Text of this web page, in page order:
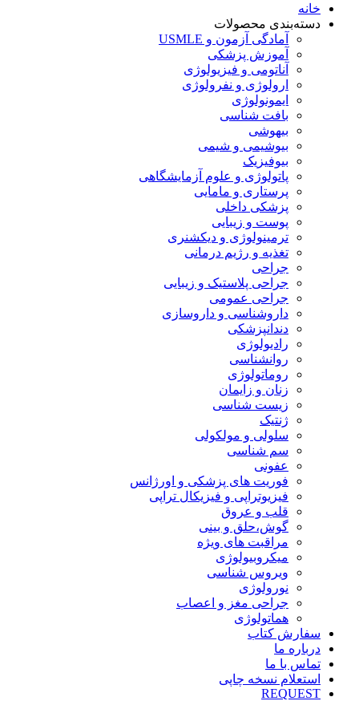
خانه
دسته‌بندی محصولات
آمادگی آزمون و USMLE
آموزش پزشکی
آناتومی و فیزیولوژی
ارولوژی و نفرولوژی
ایمونولوژی
بافت شناسی
بیهوشی
بیوشیمی و شیمی
بیوفیزیک
پاتولوژی و علوم آزمایشگاهی
پرستاری و مامایی
پزشکی داخلی
پوست و زیبایی
ترمینولوژی و دیکشنری
تغذیه و رژیم درمانی
جراحی
جراحی پلاستیک و زیبایی
جراحی عمومی
داروشناسی و داروسازی
دندانپزشکی
رادیولوژی
روانشناسی
روماتولوژی
زنان و زایمان
زیست شناسی
ژنتیک
سلولی و مولکولی
سم شناسی
عفونی
فوریت های پزشکی و اورژانس
فیزیوتراپی و فیزیکال تراپی
قلب و عروق
گوش،حلق و بینی
مراقبت های ویژه
میکروبیولوژی
ویروس شناسی
نورولوژی
جراحی مغز و اعصاب
هماتولوژی
سفارش کتاب
درباره ما
تماس با ما
استعلام نسخه چاپی
REQUEST